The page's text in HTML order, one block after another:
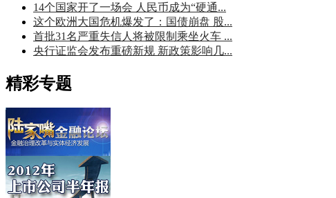
14个国家开了一场会 人民币成为“硬通...
这个欧洲大国危机爆发了：国债崩盘 股...
首批31名严重失信人将被限制乘坐火车 ...
央行证监会发布重磅新规 新政策影响几...
精彩专题